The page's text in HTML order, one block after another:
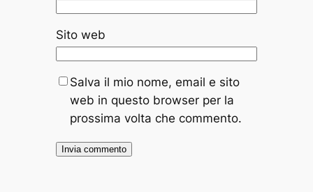
Sito web
Salva il mio nome, email e sito
web in questo browser per la
prossima volta che commento.